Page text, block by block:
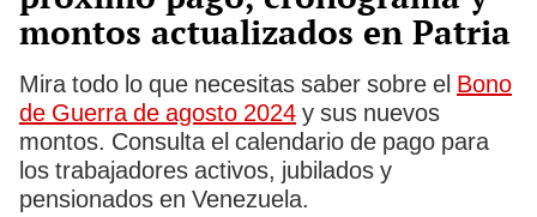
montos actualizados en Patria
Mira todo lo que necesitas saber sobre el Bono
de Guerra de agosto 2024 y sus nuevos
montos. Consulta el calendario de pago para
los trabajadores activos, jubilados y
pensionados en Venezuela.